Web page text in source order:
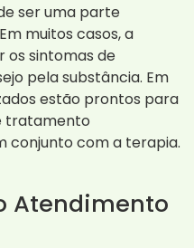
ser uma parte
muitos casos, a
os sintomas de
pela substância. Em
estão prontos para
tratamento
conjunto com a terapia.
Atendimento